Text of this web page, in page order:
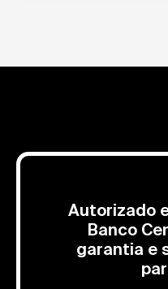
Autorizado
Banco
garantia e